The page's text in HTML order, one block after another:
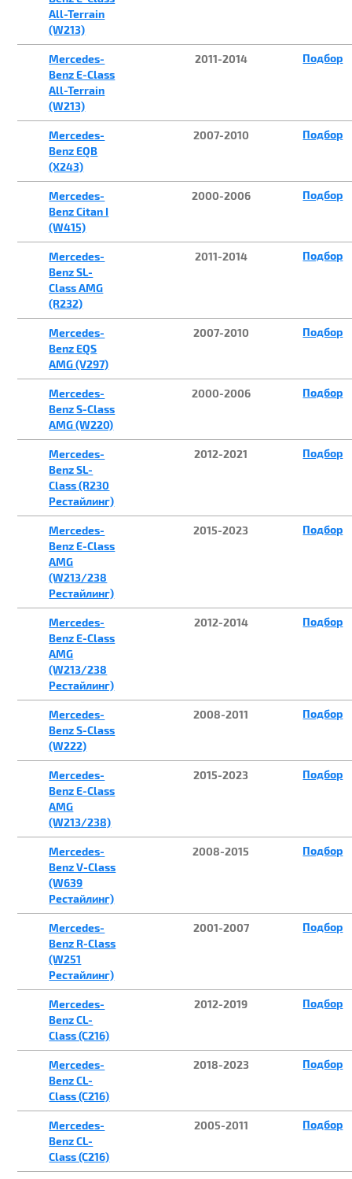
All-Terrain
(W213)
Mercedes-
Benz E-Class
All-Terrain
(W213)
2011-2014 Подбор
Mercedes-
Benz EQB
(X243)
2007-2010 Подбор
Mercedes-
Benz Citan I
(W415)
2000-2006 Подбор
Mercedes-
Benz SL-
Class AMG
(R232)
2011-2014 Подбор
Mercedes-
Benz EQS
AMG (V297)
2007-2010 Подбор
Mercedes-
Benz S-Class
AMG (W220)
2000-2006 Подбор
Mercedes-
Benz SL-
Class (R230
Рестайлинг)
2012-2021 Подбор
Mercedes-
Benz E-Class
AMG
(W213/238
Рестайлинг)
2015-2023 Подбор
Mercedes-
Benz E-Class
AMG
(W213/238
Рестайлинг)
2012-2014 Подбор
Mercedes-
Benz S-Class
(W222)
2008-2011 Подбор
Mercedes-
Benz E-Class
AMG
(W213/238)
2015-2023 Подбор
Mercedes-
Benz V-Class
(W639
Рестайлинг)
2008-2015 Подбор
Mercedes-
Benz R-Class
(W251
Рестайлинг)
2001-2007 Подбор
Mercedes-
Benz CL-
Class (C216)
2012-2019 Подбор
Mercedes-
Benz CL-
Class (C216)
2018-2023 Подбор
Mercedes-
Benz CL-
Class (C216)
2005-2011 Подбор